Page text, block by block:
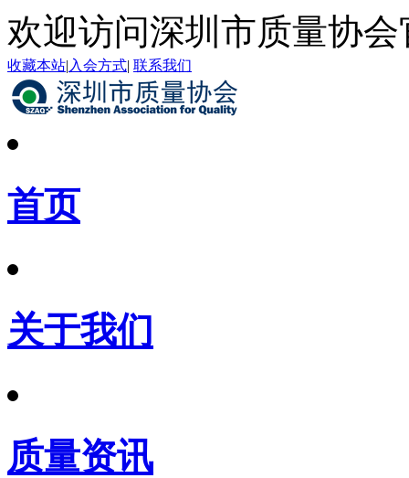
欢迎访问深圳市质量协会
收藏本站| 入会方式| 联系我们
首页
关于我们
质量资讯